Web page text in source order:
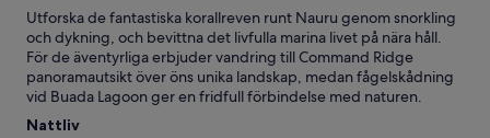
Utforska de fantastiska korallreven runt Nauru genom snorkling
och dykning, och bevittna det livfulla marina livet på nära håll.
För de äventyrliga erbjuder vandring till Command Ridge
panoramautsikt över öns unika landskap, medan fågelskådning
vid Buada Lagoon ger en fridfull förbindelse med naturen.
Nattliv